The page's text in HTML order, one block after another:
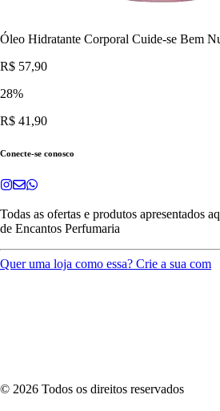
Óleo Hidratante Corporal Cuide-se Bem
R$ 57,90
28%
R$ 41,90
Conecte-se conosco
Todas as ofertas e produtos apresentados
de Encantos Perfumaria
Quer uma loja como essa? Crie a sua com
© 2026 Todos os direitos reservados